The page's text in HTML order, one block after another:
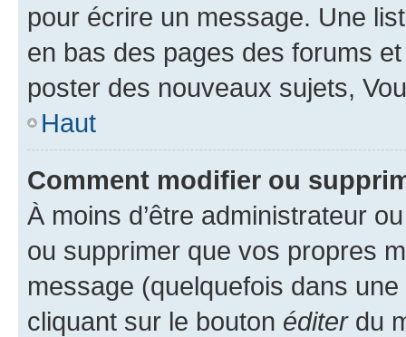
pour écrire un message. Une
en bas des pages des forums
poster des nouveaux sujets,
Haut
Comment modifier ou
À moins d’être administrateur
ou supprimer que vos propres
message (quelquefois dans
cliquant sur le bouton éditerdu